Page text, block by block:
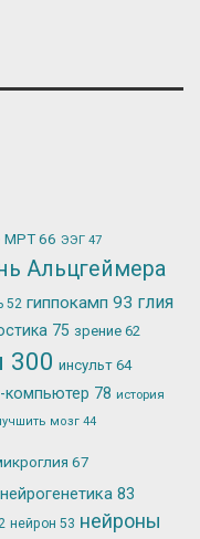
МРТ66 ЭЭГ 47
Альцгеймера
52 гиппокамп 93 глия
75 зрение 62
300 инсульт 64
компьютер 78 история
мозг 44
67
нейрогенетика 83
нейрон 53 нейроны